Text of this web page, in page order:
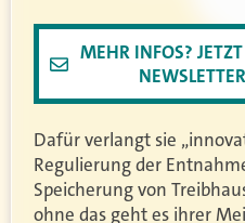
MEHR INFOS?
Dafür verlangt sie
Regulierung der
Speicherung von
ohne das geht es ihrer